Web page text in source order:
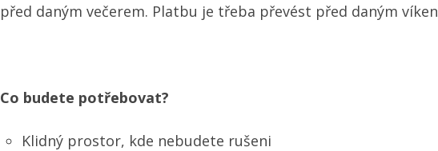
před daným večerem. Platbu je třeba převést před daným
Co budete potřebovat?
Klidný prostor, kde nebudete rušeni